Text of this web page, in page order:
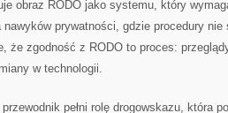
obraz RODO jako systemu, który
prywatności, gdzie procedury nie
że zgodność z RODO to proces:
w technologii.
pełni rolę drogowskazu, która